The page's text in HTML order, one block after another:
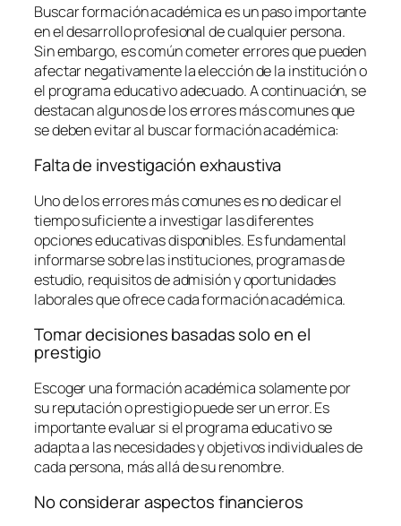
Buscar formación académica es un paso importante
en el desarrollo profesional de cualquier persona.
Sin embargo, es común cometer errores que pueden
afectar negativamente la elección de la institución o
el programa educativo adecuado. A continuación, se
destacan algunos de los errores más comunes que
se deben evitar al buscar formación académica:
Falta de investigación exhaustiva
Uno de los errores más comunes es no dedicar el
tiempo suficiente a investigar las diferentes
opciones educativas disponibles. Es fundamental
informarse sobre las instituciones, programas de
estudio, requisitos de admisión y oportunidades
laborales que ofrece cada formación académica.
Tomar decisiones basadas solo en el
prestigio
Escoger una formación académica solamente por
su reputación o prestigio puede ser un error. Es
importante evaluar si el programa educativo se
adapta a las necesidades y objetivos individuales de
cada persona, más allá de su renombre.
No considerar aspectos financieros